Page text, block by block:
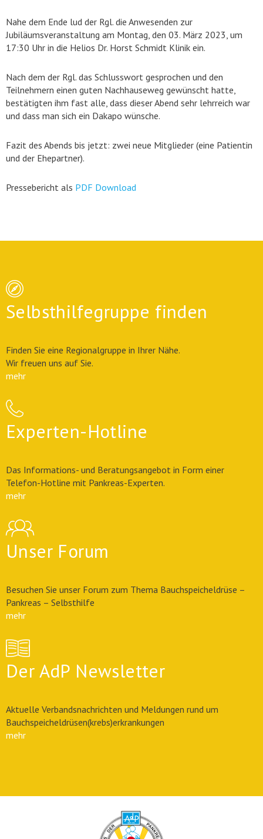
Nahe dem Ende lud der Rgl. die Anwesenden zur
Jubiläumsveranstaltung am Montag, den 03. März 2023, um
17:30 Uhr in die Helios Dr. Horst Schmidt Klinik ein.
Nach dem der Rgl. das Schlusswort gesprochen und den
Teilnehmern einen guten Nachhauseweg gewünscht hatte,
bestätigten ihm fast alle, dass dieser Abend sehr lehrreich war
und dass man sich ein Dakapo wünsche.
Fazit des Abends bis jetzt: zwei neue Mitglieder (eine Patientin
und der Ehepartner).
Pressebericht als PDF Download
Selbsthilfegruppe finden
Finden Sie eine Regionalgruppe in Ihrer Nähe.
Wir freuen uns auf Sie.
mehr
Experten-Hotline
Das Informations- und Beratungsangebot in Form einer
Telefon-Hotline mit Pankreas-Experten.
mehr
Unser Forum
Besuchen Sie unser Forum zum Thema Bauchspeicheldrüse –
Pankreas – Selbsthilfe
mehr
Der AdP Newsletter
Aktuelle Verbandsnachrichten und Meldungen rund um
Bauchspeicheldrüsen(krebs)erkrankungen
mehr